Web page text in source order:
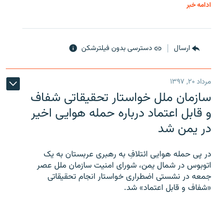
ادامه خبر
ارسال دسترسی بدون فیلترشکن
مرداد ۲۰, ۱۳۹۷
سازمان ملل خواستار تحقیقاتی شفاف
و قابل اعتماد درباره حمله هوایی اخیر
در یمن شد
در پی حمله هوایی ائتلافِ به رهبری عربستان به یک
اتوبوس در شمال یمن، شورای امنیت سازمان ملل عصر
جمعه در نشستی اضطراری خواستار انجام تحقیقاتی
«شفاف و قابل اعتماد» شد.